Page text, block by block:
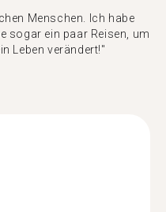
Menschen. Ich habe
sogar ein paar Reisen, um
Leben verändert!"